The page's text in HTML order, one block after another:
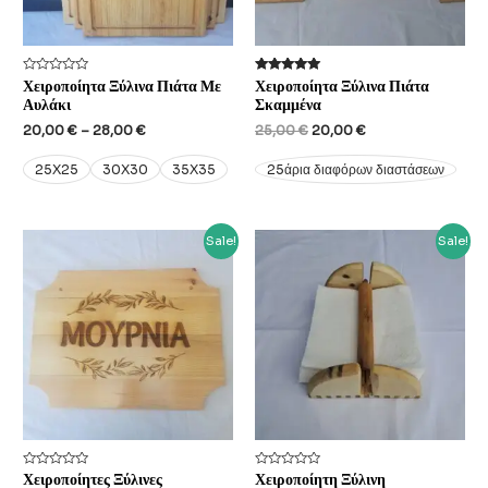
Rated
0
out
5
Χειροποίητα Ξύλινα Πιάτα Με
Αυλάκι
20,00€ –28,00€Price
20,00 €
through
25X25 30X30 35X35
Rated
5.00
out of 5
Χειροποίητα Ξύλινα Πιάτα
Σκαμμένα
25,00€Original
was:
25,00 €.
20,00€Current
is:
20,00 €.
25άρια διαφόρων διαστάσεων
Sale!
Rated
Χειροποίητες Ξύλινες
Sale!
Rated
Χειροποίητη Ξύλινη